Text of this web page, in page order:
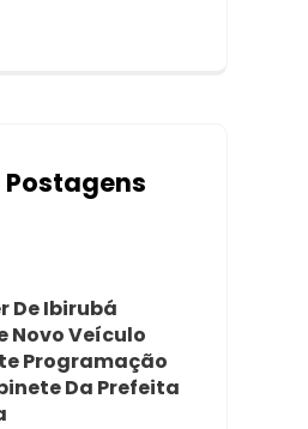
De Ibirubá
Novo Veículo
Programação
Da Prefeita